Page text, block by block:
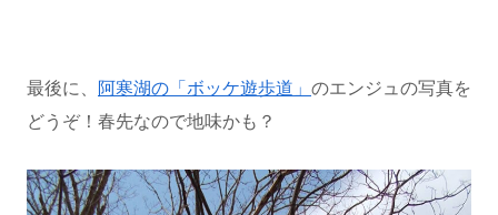
最後に、 阿寒湖の「ボッケ遊歩道」 のエンジュの写真を
どうぞ！春先なので地味かも？